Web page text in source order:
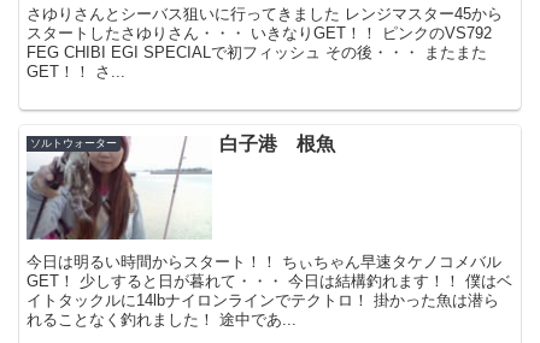
さゆりさんとシーバス狙いに行ってきました レンジマスター45から
スタートしたさゆりさん・・・ いきなりGET！！ ピンクのVS792
FEG CHIBI EGI SPECIALで初フィッシュ その後・・・ またまた
GET！！ さ...
ソルトウォーター 白子港 根魚
今日は明るい時間からスタート！！ ちぃちゃん早速タケノコメバル
GET！ 少しすると日が暮れて・・・ 今日は結構釣れます！！ 僕はベ
イトタックルに14lbナイロンラインでテクトロ！ 掛かった魚は潜ら
れることなく釣れました！ 途中であ...